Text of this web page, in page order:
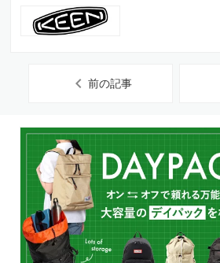
chevron_left前の記事